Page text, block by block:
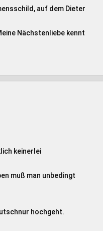
auf dem Dieter
Nächstenliebe kennt
keinerlei
muß man unbedingt
hochgeht.